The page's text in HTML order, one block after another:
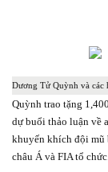
Dương Tử Quỳnh và các
Quỳnh trao tặng
dự buổi thảo luận về
khuyến khích đội mũ
châu Á và FIA tổ